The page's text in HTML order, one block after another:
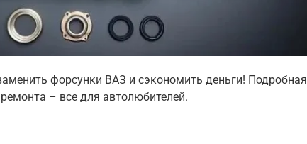
форсунки ВАЗ и сэкономить деньги! Подробная
– все для автолюбителей.